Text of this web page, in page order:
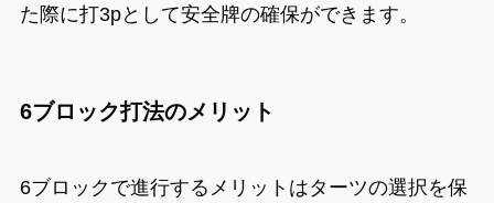
た際に打3pとして安全牌の確保ができます。
6ブロック打法のメリット
6ブロックで進行するメリットはターツの選択を保